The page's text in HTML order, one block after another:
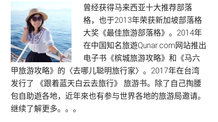
Primary
Sidebar
曾经获得马来西亚十大推荐部落
格，也于2013年荣获新加坡部落格
大奖《最佳旅游部落格》。2014年
在中国知名旅遊Qunar.com网站推出
电子书《槟城旅游攻略》和《马六
甲旅游攻略》的〈去哪儿聪明旅行家〉。2017年在台湾
发行了 《跟着蓝天白云去旅行》 旅游书。除了自己掏腰
包自助遊各地，近年來也有参与世界各地的旅游局邀请。
继续了解更多。。。